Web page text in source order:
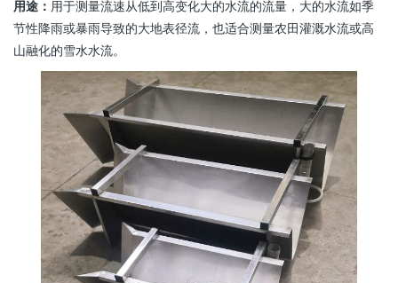
用途： 用于测量流速从低到高变化大的水流的流量，大的水流如季
节性降雨或暴雨导致的大地表径流，也适合测量农田灌溉水流或高
山融化的雪水水流。